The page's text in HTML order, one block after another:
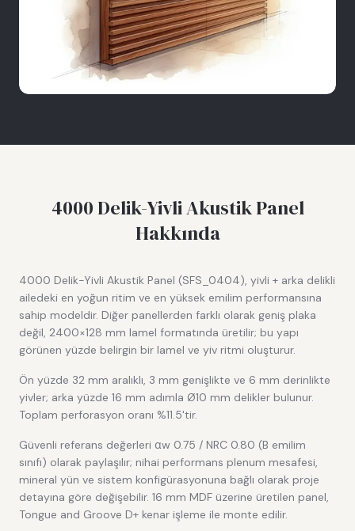
4000 Delik-Yivli Akustik Panel
Hakkında
4000 Delik-Yivli Akustik Panel (SFS_0404), yivli + arka delikli
ailedeki en yoğun ritim ve en yüksek emilim performansına
sahip modeldir. Diğer panellerden farklı olarak geniş plaka
değil, 2400×128 mm lamel formatında üretilir; bu yapı
görünen yüzde belirgin bir lamel ve yiv ritmi oluşturur.
Ön yüzde 32 mm aralıklı, 3 mm genişlikte ve 6 mm derinlikte
yivler; arka yüzde 16 mm adımla Ø10 mm delikler bulunur.
Toplam perforasyon oranı %11.5'tir.
Güvenli referans değerleri αw 0.75 / NRC 0.80 (B emilim
sınıfı) olarak paylaşılır; nihai performans plenum mesafesi,
mineral yün ve sistem konfigürasyonuna bağlı olarak proje
detayına göre değişebilir. 16 mm MDF üzerine üretilen panel,
Tongue and Groove D+ kenar işleme ile monte edilir.